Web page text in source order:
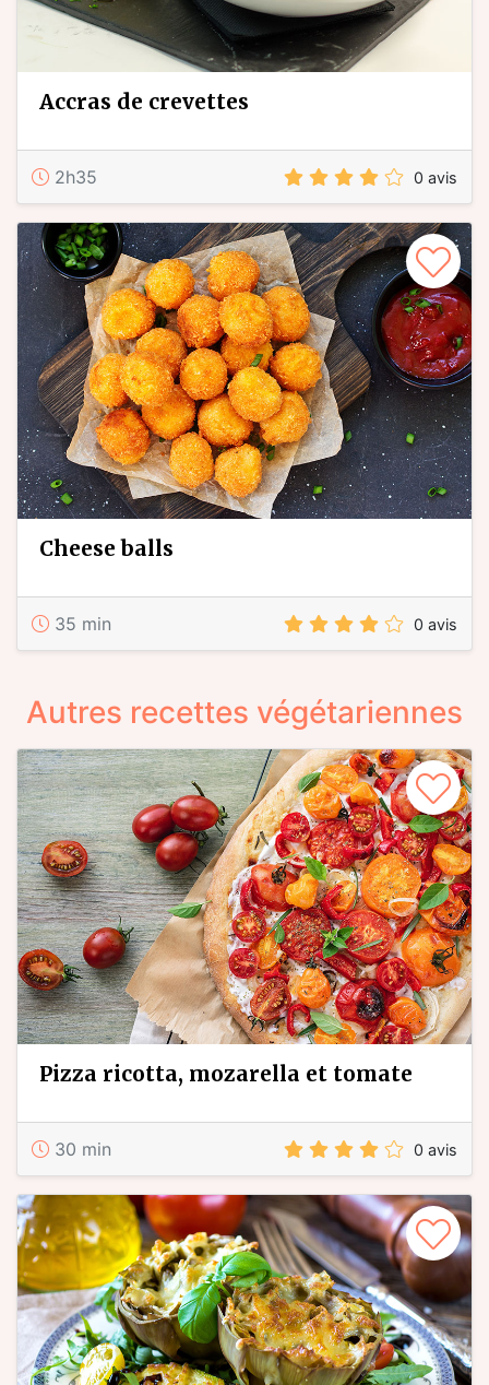
accras de crevettes
2h35 0 avis
cheese balls
35 min 0 avis
Autres recettes végétariennes
pizza ricotta, mozarella et tomate
30 min 0 avis